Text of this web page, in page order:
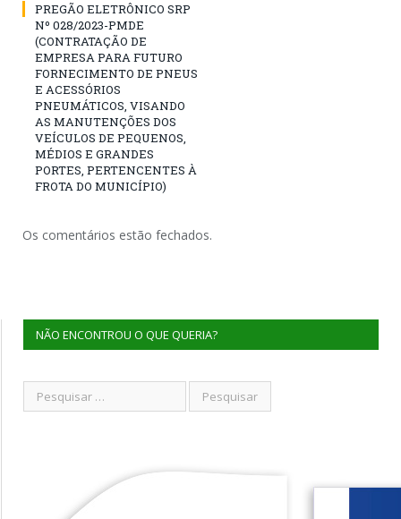
PREGÃO ELETRÔNICO SRP
Nº 028/2023-PMDE
(CONTRATAÇÃO DE
EMPRESA PARA FUTURO
FORNECIMENTO DE PNEUS
E ACESSÓRIOS
PNEUMÁTICOS, VISANDO
AS MANUTENÇÕES DOS
VEÍCULOS DE PEQUENOS,
MÉDIOS E GRANDES
PORTES, PERTENCENTES À
FROTA DO MUNICÍPIO)
Os comentários estão fechados.
NÃO ENCONTROU O QUE QUERIA?